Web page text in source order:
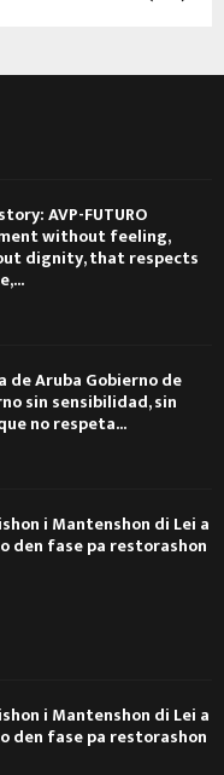
AVP-FUTURO
without feeling,
dignity, that respects
Aruba Gobierno de
sin sensibilidad, sin
no respeta...
i Mantenshon di Lei a
den fase pa restorashon
i Mantenshon di Lei a
den fase pa restorashon